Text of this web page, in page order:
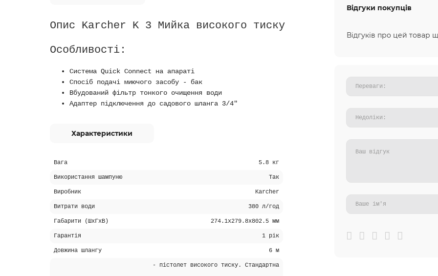
Опис Karcher K 3 Мийка високого тиску
Особливості:
Система Quick Connect на апараті
Спосіб подачі миючого засобу - бак
Вбудований фільтр тонкого очищення води
Адаптер підключення до садового шланга 3/4"
Характеристики
Вага 5.8 кг
Використання шампуню Так
Виробник Karcher
Витрати води 380 л/год
Габарити (ШхГхВ) 274.1x279.8x802.5 мм
Гарантія 1 рік
Довжина шлангу 6 м
- пістолет високого тиску. Стандартна
Відгуки покупців
Відгуків про цей товар